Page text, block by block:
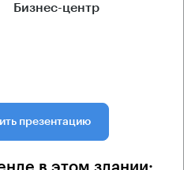
Бизнес-центр
презентацию